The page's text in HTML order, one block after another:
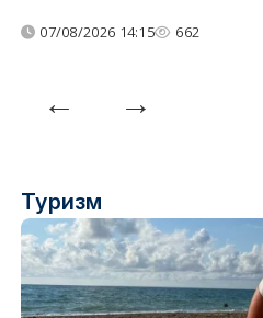
07/08/2026 14:15 662
Туризм